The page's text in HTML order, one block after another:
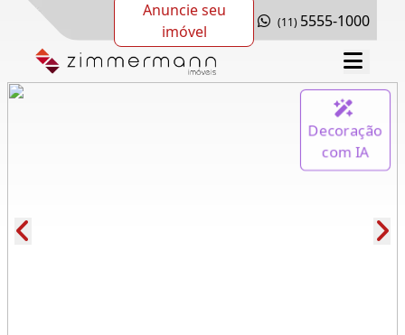
Anuncie seu
imóvel
(11) 5555-1000
Decoração
com IA